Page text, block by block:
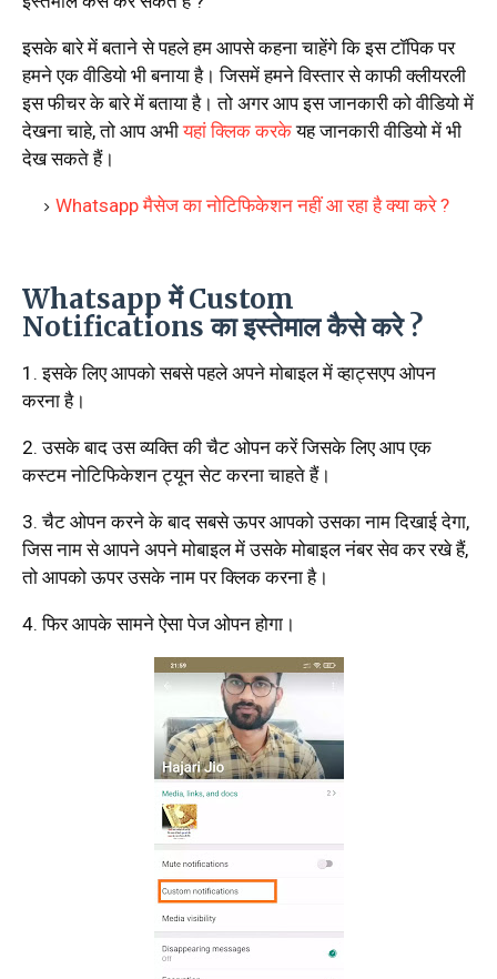
इसके बारे में बताने से पहले हम आपसे कहना चाहेंगे कि इस टॉपिक पर
हमने एक वीडियो भी बनाया है। जिसमें हमने विस्तार से काफी क्लीयरली
इस फीचर के बारे में बताया है। तो अगर आप इस जानकारी को वीडियो में
देखना चाहे, तो आप अभीयहां क्लिक करकेयह जानकारी वीडियो में भी
देख सकते हैं।
Whatsapp मैसेज का नोटिफिकेशन नहीं आ रहा है क्या करे ?
Whatsapp में Custom
Notifications का इस्तेमाल कैसे करे ?
1. इसके लिए आपको सबसे पहले अपने मोबाइल में व्हाट्सएप ओपन
करना है।
2. उसके बाद उस व्यक्ति की चैट ओपन करें जिसके लिए आप एक
कस्टम नोटिफिकेशन ट्यून सेट करना चाहते हैं।
3. चैट ओपन करने के बाद सबसे ऊपर आपको उसका नाम दिखाई देगा,
जिस नाम से आपने अपने मोबाइल में उसके मोबाइल नंबर सेव कर रखे हैं,
तो आपको ऊपर उसके नाम पर क्लिक करना है।
4. फिर आपके सामने ऐसा पेज ओपन होगा।